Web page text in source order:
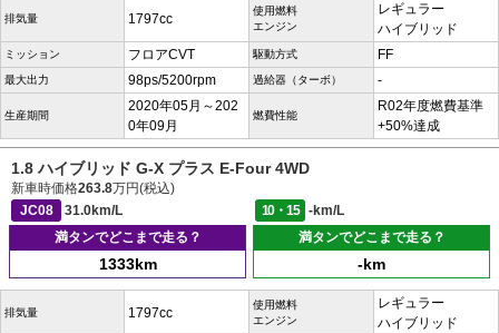
排気量 1797cc
使用燃料
エンジン
レギュラー
ハイブリッド
ミッション フロアCVT 駆動方式 FF
最大出力 98ps/5200rpm 過給器（ターボ） -
生産期間
2020年05月～202
0年09月
燃費性能
R02年度燃費基準
+50%達成
1.8 ハイブリッド G-X プラス E-Four 4WD
新車時価格263.8万円(税込)
JC08
31.0km/L 10・15
-km/L
満タンでどこまで走る？
1333km
満タンでどこまで走る？
-km
排気量 1797cc
使用燃料
エンジン
レギュラー
ハイブリッド